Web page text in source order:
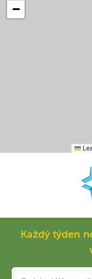
−
Každý týden